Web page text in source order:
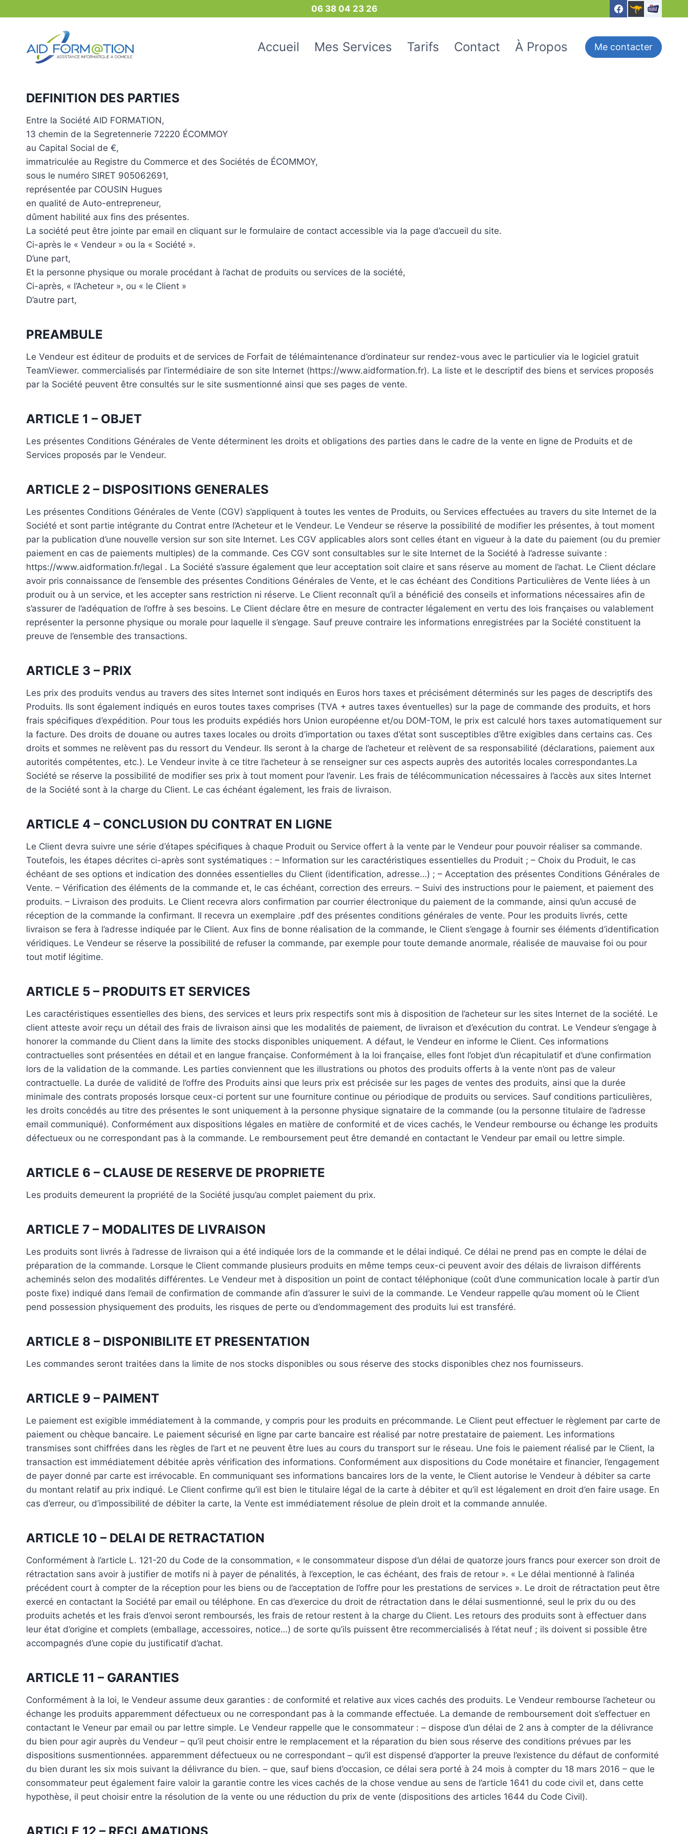
au
06 38 04 23 26
Accueil Mes Services Tarifs Contact À Propos Me contacter
DEFINITION DES PARTIES
Entre la Société AID FORMATION,
13 chemin de la Segretennerie 72220 ÉCOMMOY
au Capital Social de €,
immatriculée au Registre du Commerce et des Sociétés de ÉCOMMOY,
sous le numéro SIRET 905062691,
représentée par COUSIN Hugues
en qualité de Auto-entrepreneur,
dûment habilité aux fins des présentes.
La société peut être jointe par email en cliquant sur le formulaire de contact accessible via la page d’accueil du site.
Ci-après le « Vendeur » ou la « Société ».
D’une part,
Et la personne physique ou morale procédant à l’achat de produits ou services de la société,
Ci-après, « l’Acheteur », ou « le Client »
D’autre part,
PREAMBULE
Le Vendeur est éditeur de produits et de services de Forfait de télémaintenance d’ordinateur sur rendez-vous avec le particulier via le logiciel gratuit
TeamViewer. commercialisés par l’intermédiaire de son site Internet (https://www.aidformation.fr). La liste et le descriptif des biens et services proposés
par la Société peuvent être consultés sur le site susmentionné ainsi que ses pages de vente.
ARTICLE 1 – OBJET
Les présentes Conditions Générales de Vente déterminent les droits et obligations des parties dans le cadre de la vente en ligne de Produits et de
Services proposés par le Vendeur.
ARTICLE 2 – DISPOSITIONS GENERALES
Les présentes Conditions Générales de Vente (CGV) s’appliquent à toutes les ventes de Produits, ou Services effectuées au travers du site Internet de la
Société et sont partie intégrante du Contrat entre l’Acheteur et le Vendeur. Le Vendeur se réserve la possibilité de modifier les présentes, à tout moment
par la publication d’une nouvelle version sur son site Internet. Les CGV applicables alors sont celles étant en vigueur à la date du paiement (ou du premier
paiement en cas de paiements multiples) de la commande. Ces CGV sont consultables sur le site Internet de la Société à l’adresse suivante :
https://www.aidformation.fr/legal . La Société s’assure également que leur acceptation soit claire et sans réserve au moment de l’achat. Le Client déclare
avoir pris connaissance de l’ensemble des présentes Conditions Générales de Vente, et le cas échéant des Conditions Particulières de Vente liées à un
produit ou à un service, et les accepter sans restriction ni réserve. Le Client reconnaît qu’il a bénéficié des conseils et informations nécessaires afin de
s’assurer de l’adéquation de l’offre à ses besoins. Le Client déclare être en mesure de contracter légalement en vertu des lois françaises ou valablement
représenter la personne physique ou morale pour laquelle il s’engage. Sauf preuve contraire les informations enregistrées par la Société constituent la
preuve de l’ensemble des transactions.
ARTICLE 3 – PRIX
Les prix des produits vendus au travers des sites Internet sont indiqués en Euros hors taxes et précisément déterminés sur les pages de descriptifs des
Produits. Ils sont également indiqués en euros toutes taxes comprises (TVA + autres taxes éventuelles) sur la page de commande des produits, et hors
frais spécifiques d’expédition. Pour tous les produits expédiés hors Union européenne et/ou DOM-TOM, le prix est calculé hors taxes automatiquement sur
la facture. Des droits de douane ou autres taxes locales ou droits d’importation ou taxes d’état sont susceptibles d’être exigibles dans certains cas. Ces
droits et sommes ne relèvent pas du ressort du Vendeur. Ils seront à la charge de l’acheteur et relèvent de sa responsabilité (déclarations, paiement aux
autorités compétentes, etc.). Le Vendeur invite à ce titre l’acheteur à se renseigner sur ces aspects auprès des autorités locales correspondantes.La
Société se réserve la possibilité de modifier ses prix à tout moment pour l’avenir. Les frais de télécommunication nécessaires à l’accès aux sites Internet
de la Société sont à la charge du Client. Le cas échéant également, les frais de livraison.
ARTICLE 4 – CONCLUSION DU CONTRAT EN LIGNE
Le Client devra suivre une série d’étapes spécifiques à chaque Produit ou Service offert à la vente par le Vendeur pour pouvoir réaliser sa commande.
Toutefois, les étapes décrites ci-après sont systématiques : – Information sur les caractéristiques essentielles du Produit ; – Choix du Produit, le cas
échéant de ses options et indication des données essentielles du Client (identification, adresse…) ; – Acceptation des présentes Conditions Générales de
Vente. – Vérification des éléments de la commande et, le cas échéant, correction des erreurs. – Suivi des instructions pour le paiement, et paiement des
produits. – Livraison des produits. Le Client recevra alors confirmation par courrier électronique du paiement de la commande, ainsi qu’un accusé de
réception de la commande la confirmant. Il recevra un exemplaire .pdf des présentes conditions générales de vente. Pour les produits livrés, cette
livraison se fera à l’adresse indiquée par le Client. Aux fins de bonne réalisation de la commande, le Client s’engage à fournir ses éléments d’identification
véridiques. Le Vendeur se réserve la possibilité de refuser la commande, par exemple pour toute demande anormale, réalisée de mauvaise foi ou pour
tout motif légitime.
ARTICLE 5 – PRODUITS ET SERVICES
Les caractéristiques essentielles des biens, des services et leurs prix respectifs sont mis à disposition de l’acheteur sur les sites Internet de la société. Le
client atteste avoir reçu un détail des frais de livraison ainsi que les modalités de paiement, de livraison et d’exécution du contrat. Le Vendeur s’engage à
honorer la commande du Client dans la limite des stocks disponibles uniquement. A défaut, le Vendeur en informe le Client. Ces informations
contractuelles sont présentées en détail et en langue française. Conformément à la loi française, elles font l’objet d’un récapitulatif et d’une confirmation
lors de la validation de la commande. Les parties conviennent que les illustrations ou photos des produits offerts à la vente n’ont pas de valeur
contractuelle. La durée de validité de l’offre des Produits ainsi que leurs prix est précisée sur les pages de ventes des produits, ainsi que la durée
minimale des contrats proposés lorsque ceux-ci portent sur une fourniture continue ou périodique de produits ou services. Sauf conditions particulières,
les droits concédés au titre des présentes le sont uniquement à la personne physique signataire de la commande (ou la personne titulaire de l’adresse
email communiqué). Conformément aux dispositions légales en matière de conformité et de vices cachés, le Vendeur rembourse ou échange les produits
défectueux ou ne correspondant pas à la commande. Le remboursement peut être demandé en contactant le Vendeur par email ou lettre simple.
ARTICLE 6 – CLAUSE DE RESERVE DE PROPRIETE
Les produits demeurent la propriété de la Société jusqu’au complet paiement du prix.
ARTICLE 7 – MODALITES DE LIVRAISON
Les produits sont livrés à l’adresse de livraison qui a été indiquée lors de la commande et le délai indiqué. Ce délai ne prend pas en compte le délai de
préparation de la commande. Lorsque le Client commande plusieurs produits en même temps ceux-ci peuvent avoir des délais de livraison différents
acheminés selon des modalités différentes. Le Vendeur met à disposition un point de contact téléphonique (coût d’une communication locale à partir d’un
poste fixe) indiqué dans l’email de confirmation de commande afin d’assurer le suivi de la commande. Le Vendeur rappelle qu’au moment où le Client
pend possession physiquement des produits, les risques de perte ou d’endommagement des produits lui est transféré.
ARTICLE 8 – DISPONIBILITE ET PRESENTATION
Les commandes seront traitées dans la limite de nos stocks disponibles ou sous réserve des stocks disponibles chez nos fournisseurs.
ARTICLE 9 – PAIMENT
Le paiement est exigible immédiatement à la commande, y compris pour les produits en précommande. Le Client peut effectuer le règlement par carte de
paiement ou chèque bancaire. Le paiement sécurisé en ligne par carte bancaire est réalisé par notre prestataire de paiement. Les informations
transmises sont chiffrées dans les règles de l’art et ne peuvent être lues au cours du transport sur le réseau. Une fois le paiement réalisé par le Client, la
transaction est immédiatement débitée après vérification des informations. Conformément aux dispositions du Code monétaire et financier, l’engagement
de payer donné par carte est irrévocable. En communiquant ses informations bancaires lors de la vente, le Client autorise le Vendeur à débiter sa carte
du montant relatif au prix indiqué. Le Client confirme qu’il est bien le titulaire légal de la carte à débiter et qu’il est légalement en droit d’en faire usage. En
cas d’erreur, ou d’impossibilité de débiter la carte, la Vente est immédiatement résolue de plein droit et la commande annulée.
ARTICLE 10 – DELAI DE RETRACTATION
Conformément à l’article L. 121-20 du Code de la consommation, « le consommateur dispose d’un délai de quatorze jours francs pour exercer son droit de
rétractation sans avoir à justifier de motifs ni à payer de pénalités, à l’exception, le cas échéant, des frais de retour ». « Le délai mentionné à l’alinéa
précédent court à compter de la réception pour les biens ou de l’acceptation de l’offre pour les prestations de services ». Le droit de rétractation peut être
exercé en contactant la Société par email ou téléphone. En cas d’exercice du droit de rétractation dans le délai susmentionné, seul le prix du ou des
produits achetés et les frais d’envoi seront remboursés, les frais de retour restent à la charge du Client. Les retours des produits sont à effectuer dans
leur état d’origine et complets (emballage, accessoires, notice…) de sorte qu’ils puissent être recommercialisés à l’état neuf ; ils doivent si possible être
accompagnés d’une copie du justificatif d’achat.
ARTICLE 11 – GARANTIES
Conformément à la loi, le Vendeur assume deux garanties : de conformité et relative aux vices cachés des produits. Le Vendeur rembourse l’acheteur ou
échange les produits apparemment défectueux ou ne correspondant pas à la commande effectuée. La demande de remboursement doit s’effectuer en
contactant le Veneur par email ou par lettre simple. Le Vendeur rappelle que le consommateur : – dispose d’un délai de 2 ans à compter de la délivrance
du bien pour agir auprès du Vendeur – qu’il peut choisir entre le remplacement et la réparation du bien sous réserve des conditions prévues par les
dispositions susmentionnées. apparemment défectueux ou ne correspondant – qu’il est dispensé d’apporter la preuve l’existence du défaut de conformité
du bien durant les six mois suivant la délivrance du bien. – que, sauf biens d’occasion, ce délai sera porté à 24 mois à compter du 18 mars 2016 – que le
consommateur peut également faire valoir la garantie contre les vices cachés de la chose vendue au sens de l’article 1641 du code civil et, dans cette
hypothèse, il peut choisir entre la résolution de la vente ou une réduction du prix de vente (dispositions des articles 1644 du Code Civil).